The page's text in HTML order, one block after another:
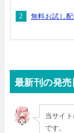
無料お試し
最新刊の発売
当サイ
です。